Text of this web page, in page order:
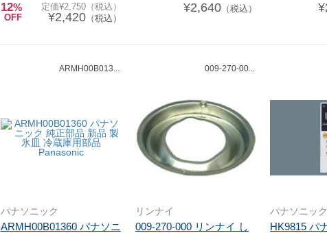
12%
OFF
定価¥2,750（税込）
¥2,420 （税込）
¥2,640（税込）
ARMH00B013...
パナソニック
ARMH00B01360 パナソニ
009-270-00...
リンナイ
009-270-000 リンナイ し
パナソニック
HK9815 パ